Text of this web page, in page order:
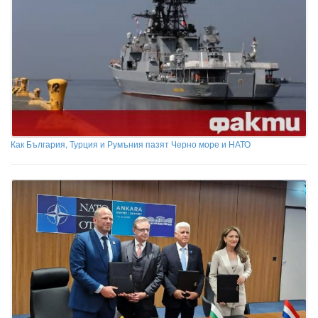
Как България, Турция и Румъния пазят Черно море и НАТО